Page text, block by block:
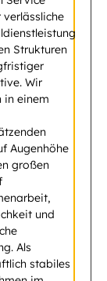
verlässliche
Strukturen
Wir
in einem
Augenhöhe
großen
und
Als
stabiles